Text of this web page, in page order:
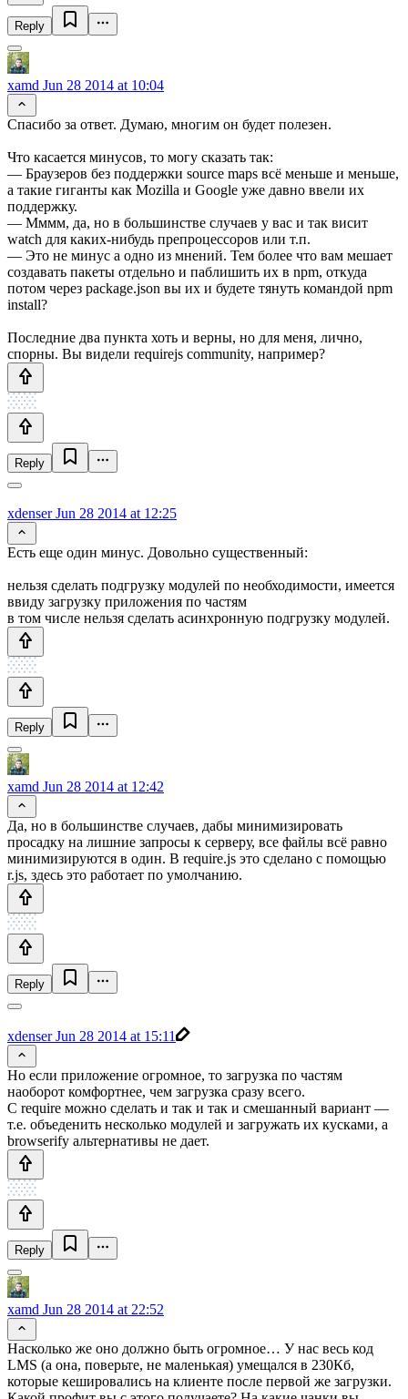
Reply
xamd Jun 28 2014 at 10:04
Спасибо за ответ. Думаю, многим он будет полезен.
Что касается минусов, то могу сказать так:
— Браузеров без поддержки source maps всё меньше и меньше,
а такие гиганты как Mozilla и Google уже давно ввели их
поддержку.
— Мммм, да, но в большинстве случаев у вас и так висит
watch для каких-нибудь препроцессоров или т.п.
— Это не минус а одно из мнений. Тем более что вам мешает
создавать пакеты отдельно и паблишить их в npm, откуда
потом через package.json вы их и будете тянуть командой npm
install?
Последние два пункта хоть и верны, но для меня, лично,
спорны. Вы видели requirejs community, например?
Reply
xdenserJun 28 2014 at 12:25
Есть еще один минус. Довольно существенный:
нельзя сделать подгрузку модулей по необходимости, имеется
ввиду загрузку приложения по частям
в том числе нельзя сделать асинхронную подгрузку модулей.
Reply
xamd Jun 28 2014 at 12:42
Да, но в большинстве случаев, дабы минимизировать
просадку на лишние запросы к серверу, все файлы всё равно
минимизируются в один. В require.js это сделано с помощью
r.js, здесь это работает по умолчанию.
Reply
xdenserJun 28 2014 at 15:11
Но если приложение огромное, то загрузка по частям
наоборот комфортнее, чем загрузка сразу всего.
С require можно сделать и так и так и смешанный вариант —
т.е. объеденить несколько модулей и загружать их кусками, а
browserify альтернативы не дает.
Reply
xamd Jun 28 2014 at 22:52
Насколько же оно должно быть огромное… У нас весь код
LMS (а она, поверьте, не маленькая) умещался в 230Кб,
которые кешировались на клиенте после первой же загрузки.